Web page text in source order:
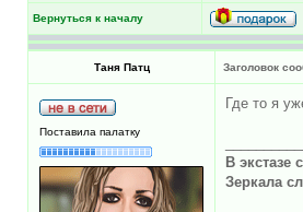
Вернуться к началу
Таня Патц Заголовок
Поставила палатку
Где то я
В экстазе
Зеркала